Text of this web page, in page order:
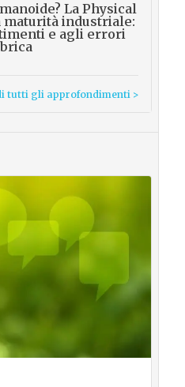
La Physical
maturità industriale:
e agli errori
tutti gli approfondimenti >